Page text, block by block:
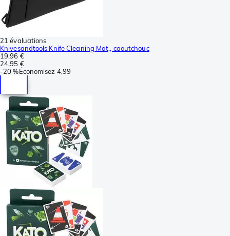
21 évaluations
Knivesandtools Knife Cleaning Mat,, caoutchouc
19,96 €
24,95 €
-20 %Économisez 4,99